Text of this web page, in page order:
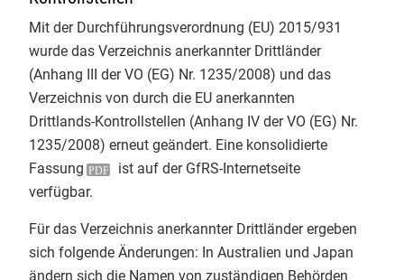
Bei ​Tag 3 des Basislehrgangs Bio-
Kontrolle an der Justus-Liebig-
Universität GiessenmitChristian
Herzigstand heute das
engmaschige Bio-Kontrollsystem
im Mittelpunkt. Den Rahmen dafür
bildete der Vortrag einer
zuständigen Landes-Öko-Behörde
zu den gesetzlichen Grundlagen
und den Akteuren im deutschen
Kontakt
Mit der Durchführungsverordnung (EU) 2015/931
wurde das Verzeichnis anerkannter Drittländer
(Anhang III der VO (EG) Nr. 1235/2008) und das
Verzeichnis von durch die EU anerkannten
Drittlands-Kontrollstellen (Anhang IV der VO (EG) Nr.
1235/2008) erneut geändert. Eine konsolidierte
Fassung
ist auf der GfRS-Internetseite
verfügbar.
Für das Verzeichnis anerkannter Drittländer ergeben
sich folgende Änderungen: In Australien und Japan
ändern sich die Namen von zuständigen Behörden